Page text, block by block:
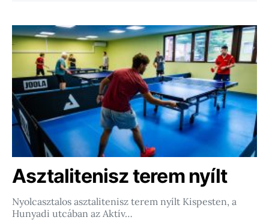
Asztalitenisz terem nyílt
Nyolcasztalos asztalitenisz terem nyílt Kispesten, a
Hunyadi utcában az Aktív…